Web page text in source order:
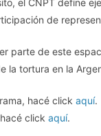
de
parte de este
la tortura en la
hacé click aquí.
click aquí.